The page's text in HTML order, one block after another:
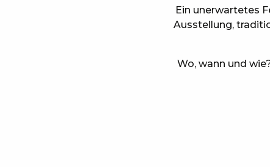
Ein unerwartetes
Ausstellung,
Wo, wann und